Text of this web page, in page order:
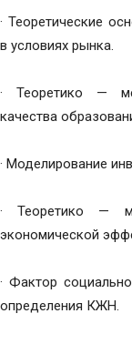
· Теоретические
в условиях рынка.
· Теоретико —
качества
· Моделирование
· Теоретико —
экономической
· Фактор
определения КЖН.